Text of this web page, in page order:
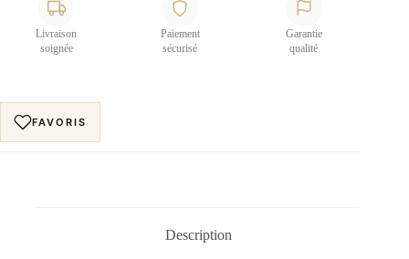
Livraison
soignée
Paiement
sécurisé
Garantie
qualité
FAVORIS
Description